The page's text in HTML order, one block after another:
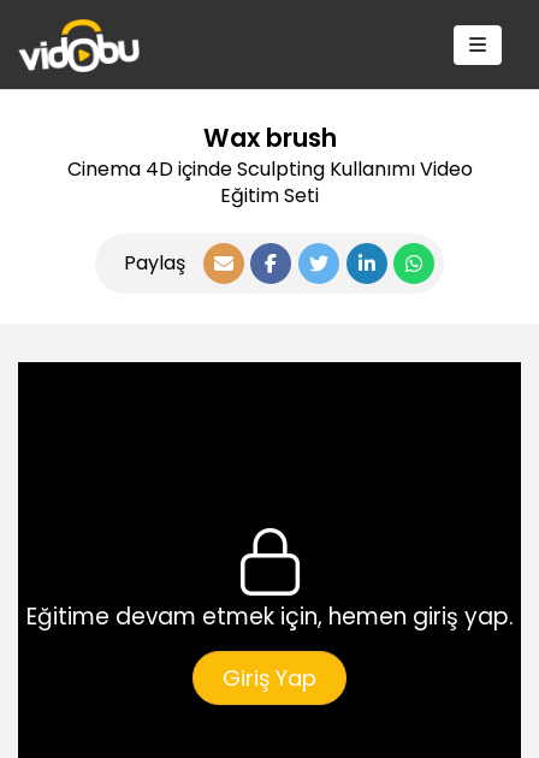
Wax brush
Cinema 4D içinde Sculpting Kullanımı Video
Eğitim Seti
Paylaş
Eğitime devam etmek için, hemen giriş yap.
Giriş Yap